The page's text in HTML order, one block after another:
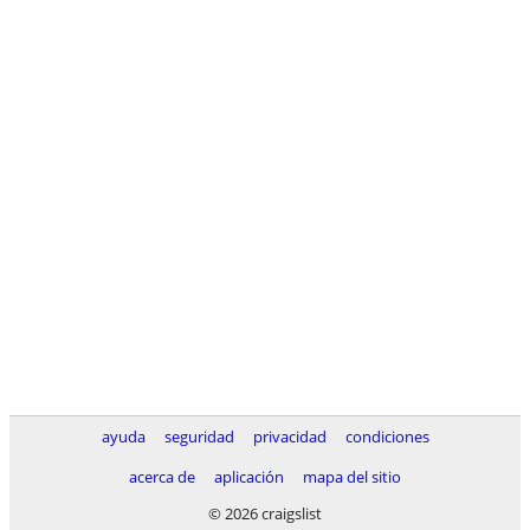
ayuda seguridad privacidad
condiciones
acerca de
aplicación
mapa del sitio
© 2026 craigslist